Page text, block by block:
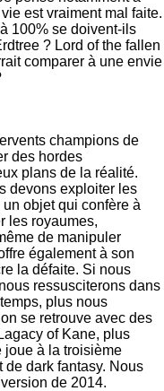
est vraiment mal faite.
100% se doivent-ils
? Lord of the fallen
comparer à une envie
champions de
des hordes
plans de la réalité.
devons exploiter les
objet qui confère à
les royaumes,
de manipuler
également à son
la défaite. Si nous
ressusciterons dans
plus nous
se retrouve avec des
of Kane, plus
joue à la troisième
de dark fantasy. Nous
de 2014.